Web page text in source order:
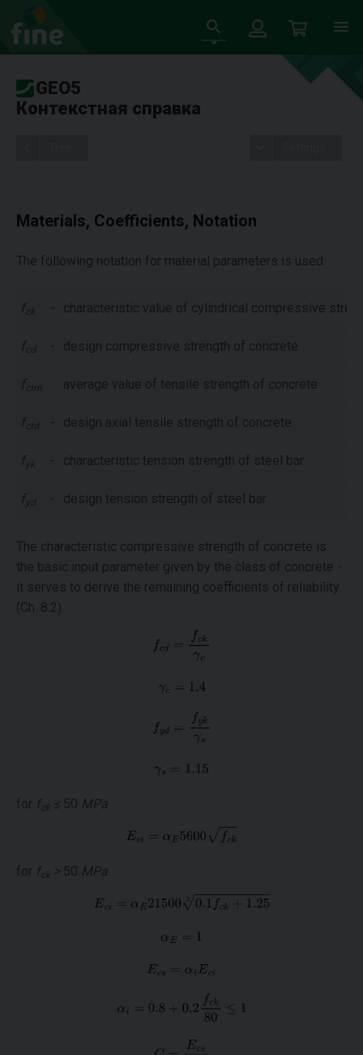
GEO5
Контекстная справка
Materials, Coefficients, Notation
The following notation for material parameters is used:
f ck - characteristic value of cylindrical compressive
f cd - design compressive strength of concrete
f ctm average value of tensile strength of concrete
f ctd - design axial tensile strength of concrete
fyk - characteristic tension strength of steel bar
fyd - design tension strength of steel bar
The characteristic compressive strength of concrete is
the basic input parameter given by the class of concrete -
it serves to derive the remaining coefficients of reliability
(Ch. 8.2).
for f ck ≤ 50 MPa
for f ck >50 MPa